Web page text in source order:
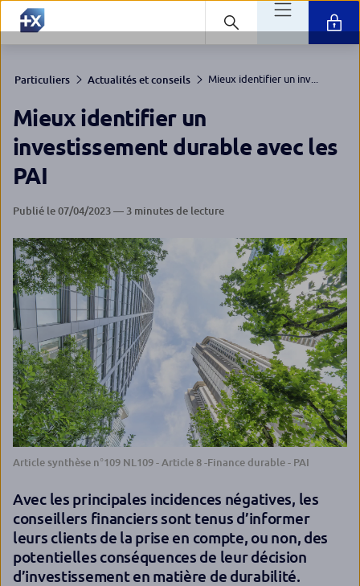
Particuliers Actualités et conseils Mieux identifier un inv...
Mieux identifier un
investissement durable avec les
PAI
Publié le 07/04/2023 — 3 minutes de lecture
Article synthèse n°109 NL109 - Article 8 -Finance durable - PAI
Avec les principales incidences négatives, les
conseillers financiers sont tenus d’informer
leurs clients de la prise en compte, ou non, des
potentielles conséquences de leur décision
d’investissement en matière de durabilité.